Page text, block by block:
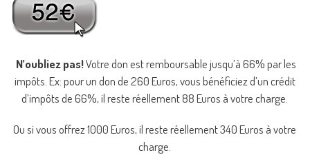
N’oubliez pas!Votre don est remboursable jusqu’à 66% par les
impôts. Ex: pour un don de 260 Euros, vous bénéficiez d’un crédit
d’impôts de 66%, il reste réellement 88 Euros à votre charge.
Ou si vous offrez 1000 Euros, il reste réellement 340 Euros à votre
charge.